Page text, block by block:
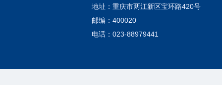
地址：重庆市两江新区宝环路420号
邮编：400020
电话：023-88979441